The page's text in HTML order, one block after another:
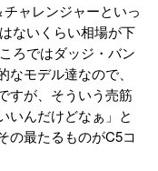
ャレンジャーといっ
ないくらい相場が下
ろではダッジ・バン
モデル達なので、
すが、そういう売筋
いんだけどなぁ」と
の最たるものがC5コ